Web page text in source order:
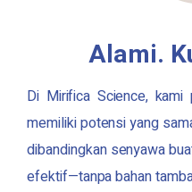
Alami.
Di Mirifica Science, kami
memiliki potensi yang
dibandingkan senyawa
efektif—tanpa bahan